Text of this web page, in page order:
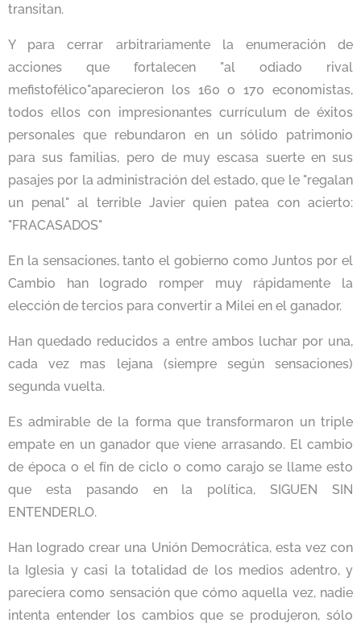
transitan.
Y para cerrar arbitrariamente la enumeración de
acciones que fortalecen "al odiado rival
mefistofélico"aparecieron los 160 o 170 economistas,
todos ellos con impresionantes currículum de éxitos
personales que rebundaron en un sólido patrimonio
para sus familias, pero de muy escasa suerte en sus
pasajes por la administración del estado, que le "regalan
un penal" al terrible Javier quien patea con acierto:
"FRACASADOS"
En la sensaciones, tanto el gobierno como Juntos por el
Cambio han logrado romper muy rápidamente la
elección de tercios para convertir a Milei en el ganador.
Han quedado reducidos a entre ambos luchar por una,
cada vez mas lejana (siempre según sensaciones)
segunda vuelta.
Es admirable de la forma que transformaron un triple
empate en un ganador que viene arrasando. El cambio
de época o el fín de ciclo o como carajo se llame esto
que esta pasando en la política, SIGUEN SIN
ENTENDERLO.
Han logrado crear una Unión Democrática, esta vez con
la Iglesia y casi la totalidad de los medios adentro, y
pareciera como sensación que cómo aquella vez, nadie
intenta entender los cambios que se produjeron, sólo